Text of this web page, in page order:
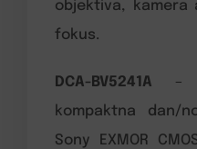
objektiva, kamera
fokus.
DCA-BV5241A –
kompaktna dan/
Sony EXMOR